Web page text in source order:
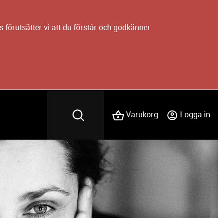
förutsätter vi att du förstår och godkänner
Varukorg Logga in